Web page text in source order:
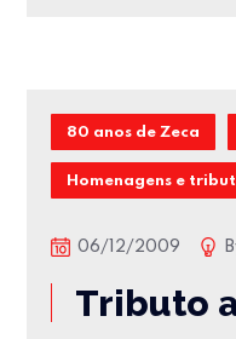
80 anos de Zeca
Homenagens e
06/12/2009
Tributo